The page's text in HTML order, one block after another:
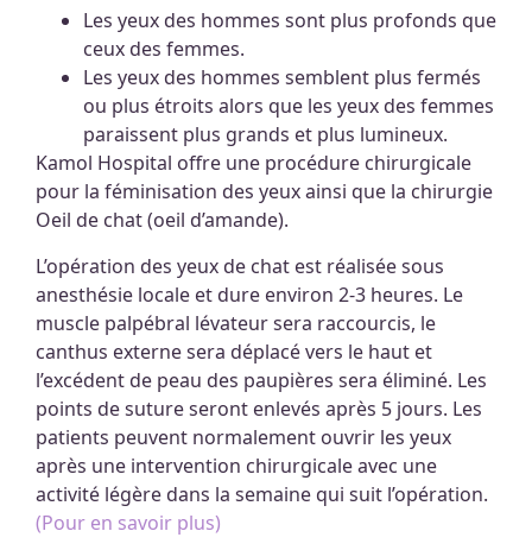
Les yeux des hommes sont plus profonds que
ceux des femmes.
Les yeux des hommes semblent plus fermés
ou plus étroits alors que les yeux des femmes
paraissent plus grands et plus lumineux.
Kamol Hospital offre une procédure chirurgicale
pour la féminisation des yeux ainsi que la chirurgie
Oeil de chat (oeil d’amande).
L’opération des yeux de chat est réalisée sous
anesthésie locale et dure environ 2-3 heures. Le
muscle palpébral lévateur sera raccourcis, le
canthus externe sera déplacé vers le haut et
l’excédent de peau des paupières sera éliminé. Les
points de suture seront enlevés après 5 jours. Les
patients peuvent normalement ouvrir les yeux
après une intervention chirurgicale avec une
activité légère dans la semaine qui suit l’opération.
(Pour en savoir plus)